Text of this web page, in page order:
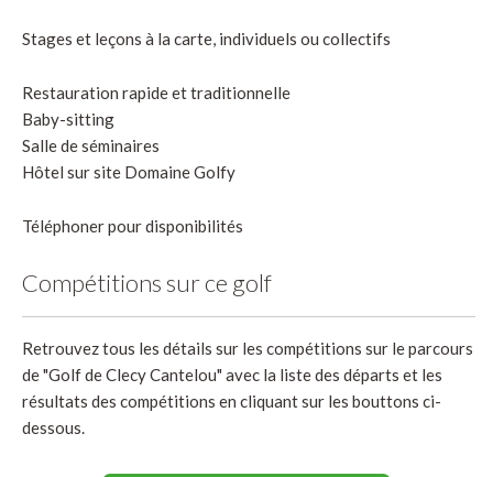
Stages et leçons à la carte, individuels ou collectifs
Restauration rapide et traditionnelle
Baby-sitting
Salle de séminaires
Hôtel sur site Domaine Golfy
Téléphoner pour disponibilités
Compétitions sur ce golf
Retrouvez tous les détails sur les compétitions sur le parcours
de "Golf de Clecy Cantelou" avec la liste des départs et les
résultats des compétitions en cliquant sur les bouttons ci-
dessous.